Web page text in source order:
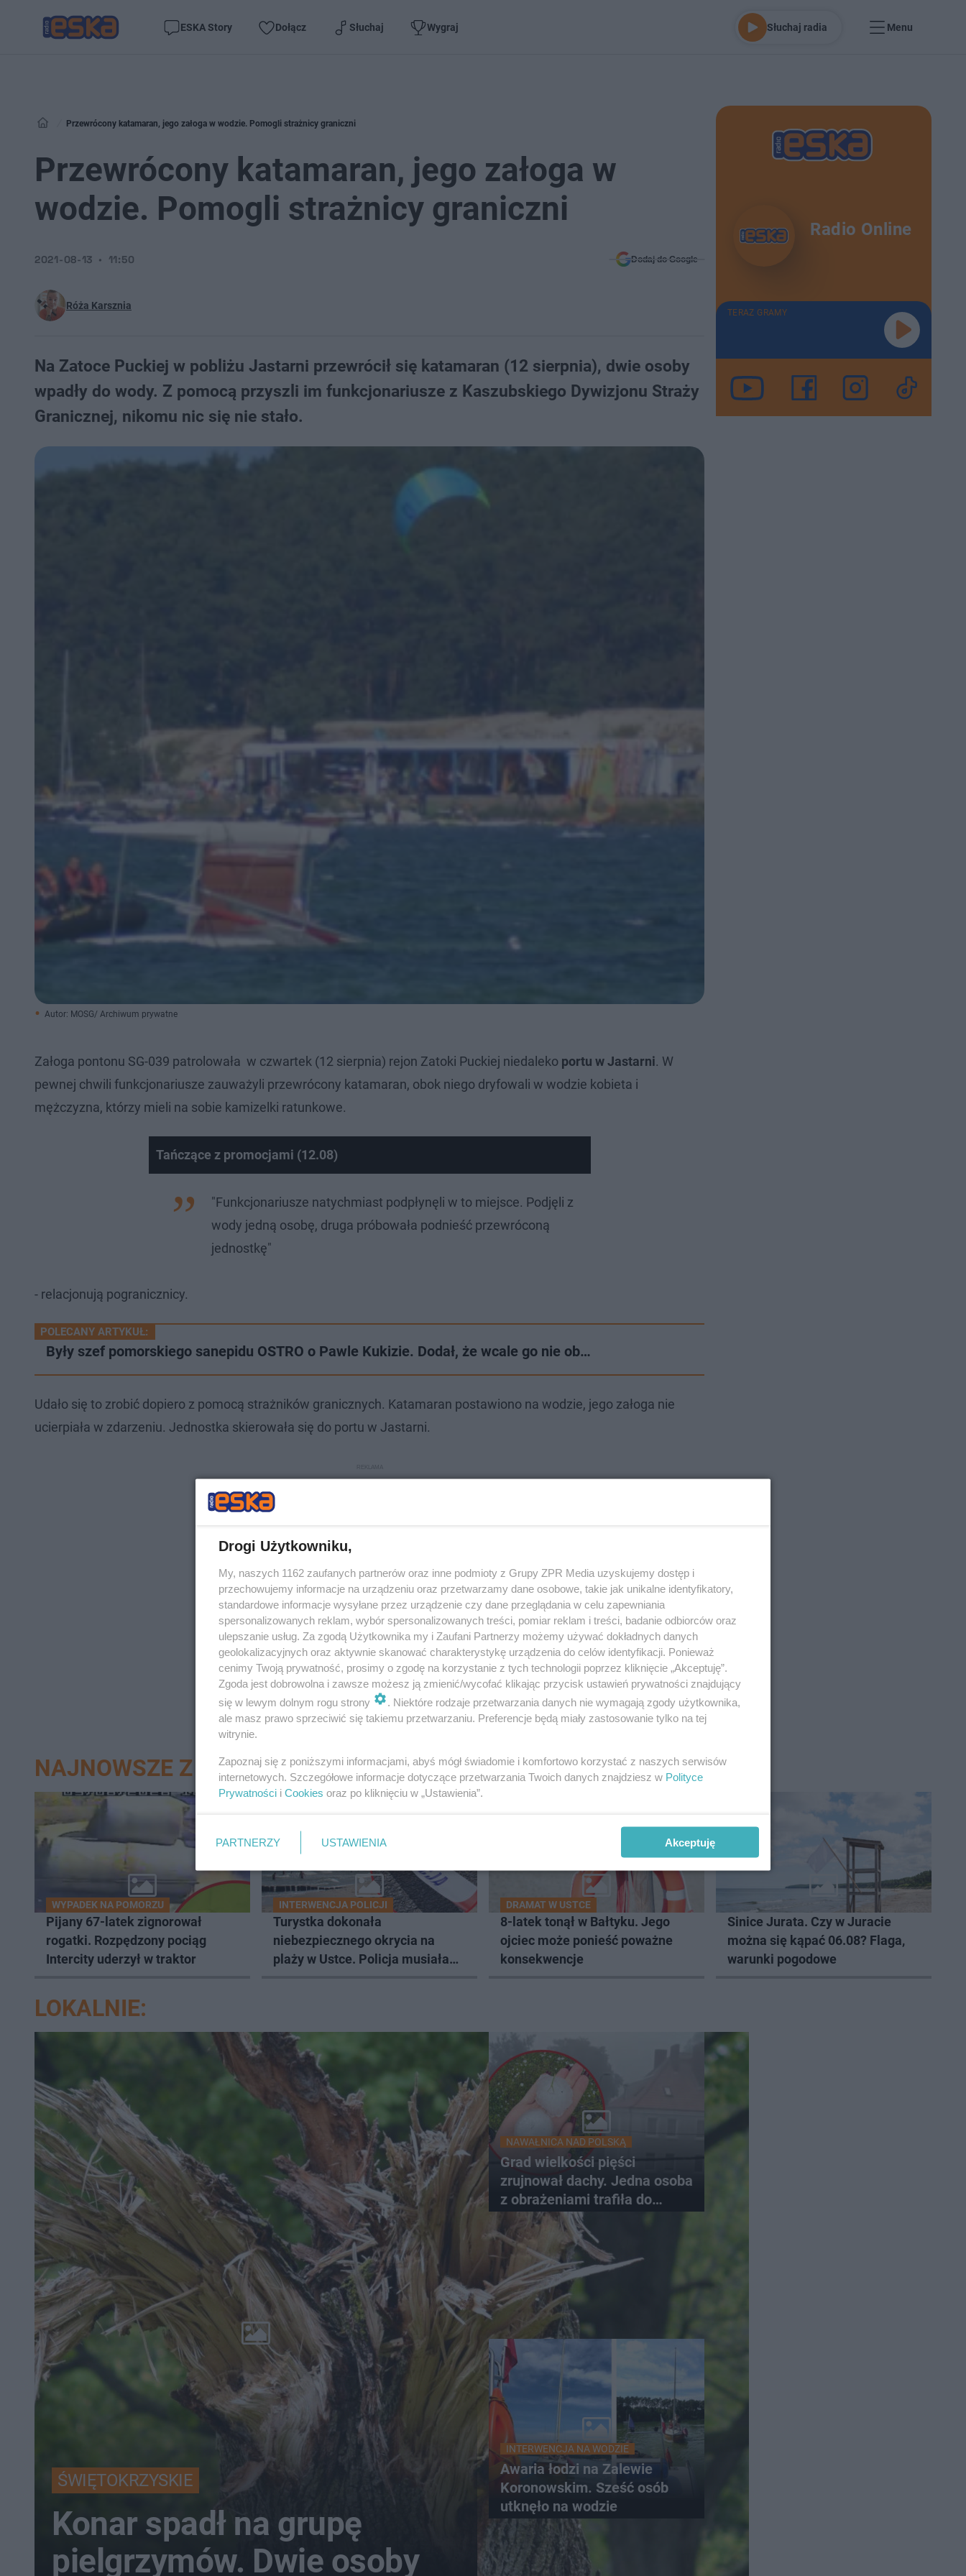
ESKA Story Dołącz Słuchaj Wygraj Słuchaj radia Menu
Przewrócony katamaran, jego załoga w wodzie. Pomogli strażnicy graniczni
Przewrócony katamaran, jego załoga w
wodzie. Pomogli strażnicy graniczni
Róża Karsznia
2021-08-13 11:50 Dodaj do Google
Na Zatoce Puckiej w pobliżu Jastarni przewrócił się katamaran (12 sierpnia), dwie osoby
wpadły do wody. Z pomocą przyszli im funkcjonariusze z Kaszubskiego Dywizjonu Straży
Granicznej, nikomu nic się nie stało.
Autor: MOSG/ Archiwum prywatne
Załoga pontonu SG-039 patrolowała w czwartek (12 sierpnia) rejon Zatoki Puckiej niedaleko portu w Jastarni. W
pewnej chwili funkcjonariusze zauważyli przewrócony katamaran, obok niego dryfowali w wodzie kobieta i
mężczyzna, którzy mieli na sobie kamizelki ratunkowe.
Tańczące z promocjami (12.08)
"Funkcjonariusze natychmiast podpłynęli w to miejsce. Podjęli z
wody jedną osobę, druga próbowała podnieść przewróconą
jednostkę"
- relacjonują pogranicznicy.
POLECANY ARTYKUŁ:
Były szef pomorskiego sanepidu OSTRO o Pawle Kukizie. Dodał, że wcale go nie ob…
Udało się to zrobić dopiero z pomocą strażników granicznych. Katamaran postawiono na wodzie, jego załoga nie
ucierpiała w zdarzeniu. Jednostka skierowała się do portu w Jastarni.
Radio Online
TERAZ GRAMY
NAJNOWSZE Z DZIAŁU TRÓJMIASTO
WYPADEK NA POMORZU
Pijany 67-latek zignorował
rogatki. Rozpędzony pociąg
Intercity uderzył w traktor
INTERWENCJA POLICJI
Turystka dokonała
niebezpiecznego okrycia na
plaży w Ustce. Policja musiała
DRAMAT W USTCE
8-latek tonął w Bałtyku. Jego
ojciec może ponieść poważne
konsekwencje
Sinice Jurata. Czy w Juracie
można się kąpać 06.08? Flaga,
warunki pogodowe
LOKALNIE:
ŚWIĘTOKRZYSKIE
Konar spadł na grupę
pielgrzymów. Dwie osoby
NAWAŁNICA NAD POLSKĄ
Grad wielkości pięści
zrujnował dachy. Jedna osoba
z obrażeniami trafiła do
szpitala
INTERWENCJA NA WODZIE
Awaria łodzi na Zalewie
Koronowskim. Sześć osób
utknęło na wodzie
Drogi Użytkowniku,
My, naszych 1162 zaufanych partnerów oraz inne podmioty z Grupy ZPR Media uzyskujemy dostęp i
przechowujemy informacje na urządzeniu oraz przetwarzamy dane osobowe, takie jak unikalne identyfikatory,
standardowe informacje wysyłane przez urządzenie czy dane przeglądania w celu zapewniania
spersonalizowanych reklam, wybór spersonalizowanych treści, pomiar reklam i treści, badanie odbiorców oraz
ulepszanie usług. Za zgodą Użytkownika my i Zaufani Partnerzy możemy używać dokładnych danych
geolokalizacyjnych oraz aktywnie skanować charakterystykę urządzenia do celów identyfikacji. Ponieważ
cenimy Twoją prywatność, prosimy o zgodę na korzystanie z tych technologii poprzez kliknięcie „Akceptuję”.
Zgoda jest dobrowolna i zawsze możesz ją zmienić/wycofać klikając przycisk ustawień prywatności znajdujący
się w lewym dolnym rogu strony
. Niektóre rodzaje przetwarzania danych nie wymagają zgody użytkownika,
ale masz prawo sprzeciwić się takiemu przetwarzaniu. Preferencje będą miały zastosowanie tylko na tej
witrynie.
Zapoznaj się z poniższymi informacjami, abyś mógł świadomie i komfortowo korzystać z naszych serwisów
internetowych. Szczegółowe informacje dotyczące przetwarzania Twoich danych znajdziesz w Polityce
Prywatności i Cookies oraz po kliknięciu w „Ustawienia”.
PARTNERZY USTAWIENIA Akceptuję